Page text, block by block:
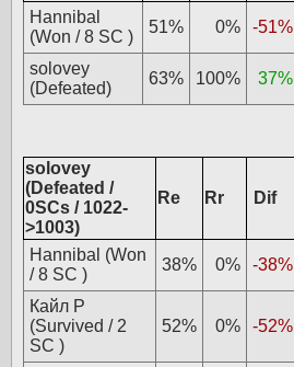
Hannibal
(Won / 8 SC )
51% 0% -51%
solovey
(Defeated)
63% 100% 37%
solovey
(Defeated /
0SCs / 1022-
>1003)
Re Rr Dif
Hannibal (Won
/ 8 SC )
38% 0% -38%
Кайл Р
(Survived / 2
SC )
52% 0% -52%